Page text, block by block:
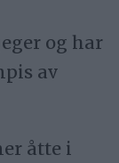
og har
av
åtte i